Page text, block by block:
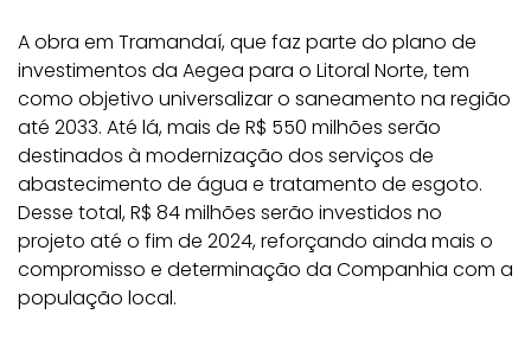
A obra em Tramandaí, que faz parte do plano de
investimentos da Aegea para o Litoral Norte, tem
como objetivo universalizar o saneamento na região
até 2033. Até lá, mais de R$ 550 milhões serão
destinados à modernização dos serviços de
abastecimento de água e tratamento de esgoto.
Desse total, R$ 84 milhões serão investidos no
projeto até o fim de 2024, reforçando ainda mais o
compromisso e determinação da Companhia com a
população local.